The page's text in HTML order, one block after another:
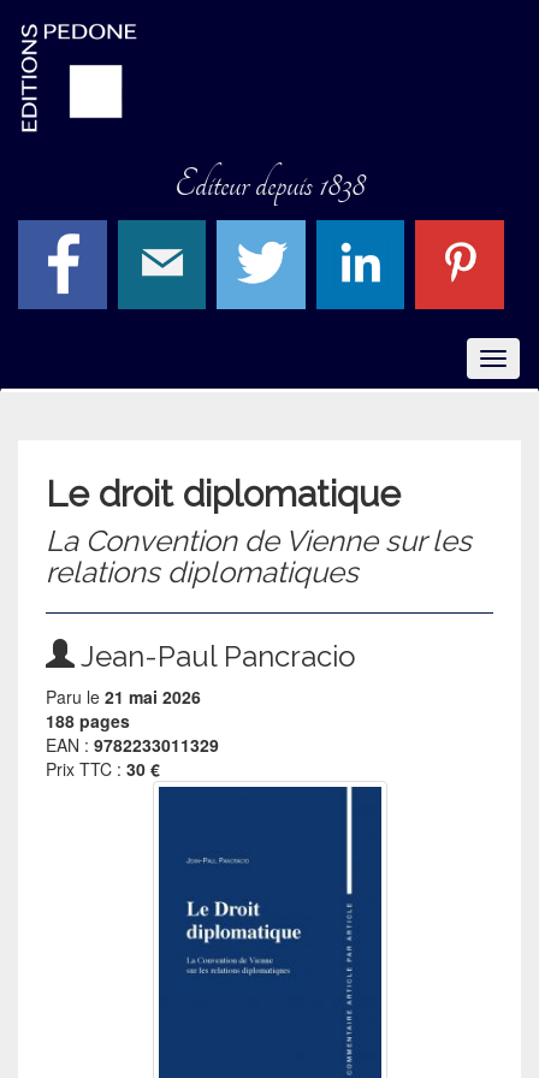
Editeur depuis 1838
Menu
Le droit diplomatique
La Convention de Vienne sur les
relations diplomatiques
Jean-Paul Pancracio
Paru le21 mai 2026
188 pages
EAN :9782233011329
Prix TTC :30 €